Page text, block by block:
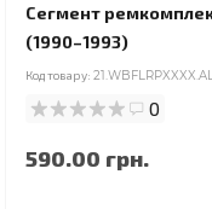
Сегмент
(1990–1993)
Код товару:
0
590.00 грн.